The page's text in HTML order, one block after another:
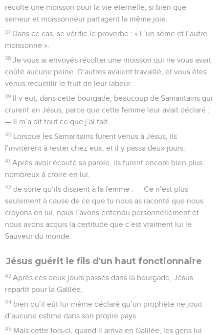
récolte une moisson pour la vie éternelle, si bien que
semeur et moissonneur partagent la même joie.
37 Dans ce cas, se vérifie le proverbe : « L’un sème et l’autre
moissonne ».
38 Je vous ai envoyés récolter une moisson qui ne vous avait
coûté aucune peine. D’autres avaient travaillé, et vous êtes
venus recueillir le fruit de leur labeur.
39 Il y eut, dans cette bourgade, beaucoup de Samaritains qui
crurent en Jésus, parce que cette femme leur avait déclaré :
— Il m’a dit tout ce que j’ai fait.
40 Lorsque les Samaritains furent venus à Jésus, ils
l’invitèrent à rester chez eux, et il y passa deux jours.
41 Après avoir écouté sa parole, ils furent encore bien plus
nombreux à croire en lui,
42 de sorte qu’ils disaient à la femme : — Ce n’est plus
seulement à cause de ce que tu nous as raconté que nous
croyons en lui, nous l’avons entendu personnellement et
nous avons acquis la certitude que c’est vraiment lui le
Sauveur du monde.
Jésus guérit le fils d'un haut fonctionnaire
43 Après ces deux jours passés dans la bourgade, Jésus
repartit pour la Galilée,
44 bien qu’il eût lui-même déclaré qu’un prophète ne jouit
d’aucune estime dans son propre pays.
45 Mais cette fois-ci, quand il arriva en Galilée, les gens lui